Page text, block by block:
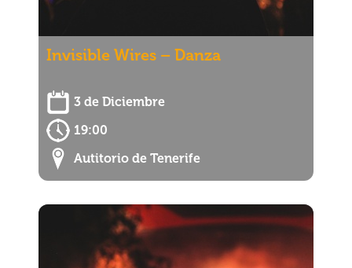
Invisible Wires – Danza
3 de Diciembre
19:00
Autitorio de Tenerife